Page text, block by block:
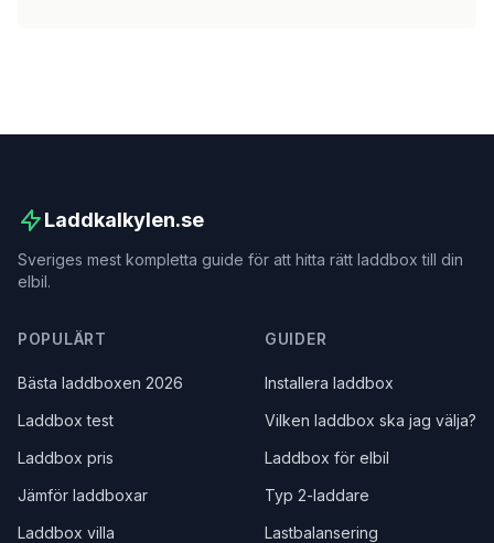
Laddkalkylen.se
Sveriges mest kompletta guide för att hitta rätt laddbox till din
elbil.
POPULÄRT
Bästa laddboxen 2026
Laddbox test
Laddbox pris
Jämför laddboxar
Laddbox villa
GUIDER
Installera laddbox
Vilken laddbox ska jag välja?
Laddbox för elbil
Typ 2-laddare
Lastbalansering